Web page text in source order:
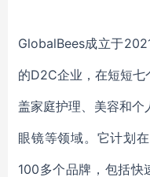
GlobalBees成立于
的D2C企业，在短短七
盖家庭护理、美容和个
眼镜等领域。它计划
100多个品牌，包括快